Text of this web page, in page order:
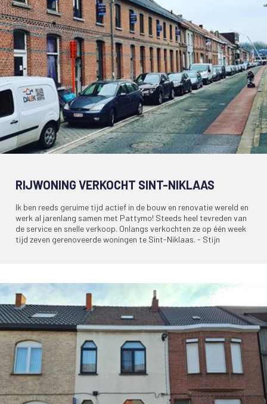
RIJWONING VERKOCHT SINT-NIKLAAS
Ik ben reeds geruime tijd actief in de bouw en renovatie wereld en
werk al jarenlang samen met Pattymo! Steeds heel tevreden van
de service en snelle verkoop. Onlangs verkochten ze op één week
tijd zeven gerenoveerde woningen te Sint-Niklaas. - Stijn